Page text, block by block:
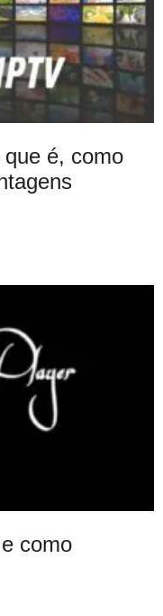
é, como
como